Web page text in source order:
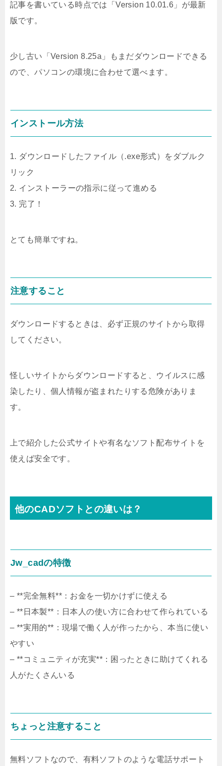
記事を書いている時点では「Version 10.01.6」が最新
版です。
少し古い「Version 8.25a」もまだダウンロードできる
ので、パソコンの環境に合わせて選べます。
インストール方法
1. ダウンロードしたファイル（.exe形式）をダブルク
リック
2. インストーラーの指示に従って進める
3. 完了！
とても簡単ですね。
注意すること
ダウンロードするときは、必ず正規のサイトから取得
してください。
怪しいサイトからダウンロードすると、ウイルスに感
染したり、個人情報が盗まれたりする危険がありま
す。
上で紹介した公式サイトや有名なソフト配布サイトを
使えば安全です。
他のCADソフトとの違いは？
Jw_cadの特徴
– **完全無料**：お金を一切かけずに使える
– **日本製**：日本人の使い方に合わせて作られている
– **実用的**：現場で働く人が作ったから、本当に使い
やすい
– **コミュニティが充実**：困ったときに助けてくれる
人がたくさんいる
ちょっと注意すること
無料ソフトなので、有料ソフトのような電話サポート